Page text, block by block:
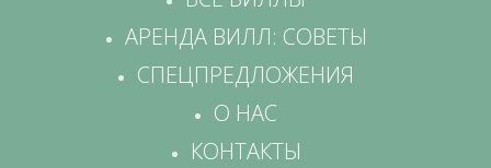
АРЕНДА ВИЛЛ: СОВЕТЫ
СПЕЦПРЕДЛОЖЕНИЯ
О НАС
КОНТАКТЫ